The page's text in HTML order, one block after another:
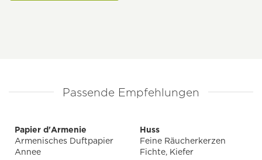
Passende Empfehlungen
Papier d'Armenie
Armenisches Duftpapier
Annee
Huss
Feine Räucherkerzen
Fichte, Kiefer